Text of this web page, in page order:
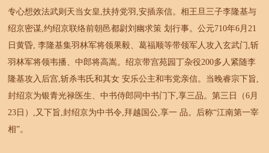
专心想效法武则天当女皇,扶持党羽,安插亲信。相王旦三子李隆基与
绍京密谋,约绍京联络前朝邑都尉刘幽求策 划行事。公元710年6月21
日黄昏, 李隆基集羽林军将领果毅、葛福顺等带领军人攻入玄武门,斩
羽林军将领韦播、中郎将高嵩。绍京带宫苑园丁杂役200多人紧随李
隆基攻入后宫,斩杀韦氏和其女 安乐公主和韦党亲信。当晚睿宗下旨,
封绍京为银青光禄医生、中书侍郎同中书门下,享三品。第三日（6月
23日）,又下旨,封绍京为中书令,拜越国公,享一 品。后称“江南第一宰
相”。